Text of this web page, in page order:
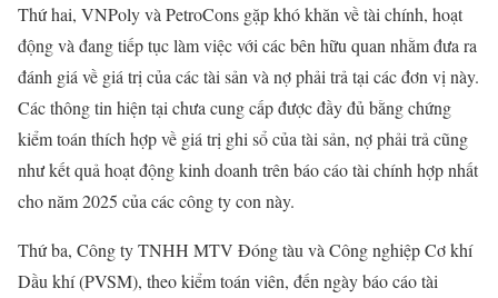
Thứ hai, VNPoly và PetroCons gặp khó khăn về tài chính, hoạt
động và đang tiếp tục làm việc với các bên hữu quan nhằm đưa ra
đánh giá về giá trị của các tài sản và nợ phải trả tại các đơn vị này.
Các thông tin hiện tại chưa cung cấp được đầy đủ bằng chứng
kiểm toán thích hợp về giá trị ghi sổ của tài sản, nợ phải trả cũng
như kết quả hoạt động kinh doanh trên báo cáo tài chính hợp nhất
cho năm 2025 của các công ty con này.
Thứ ba, Công ty TNHH MTV Đóng tàu và Công nghiệp Cơ khí
Dầu khí (PVSM), theo kiểm toán viên, đến ngày báo cáo tài